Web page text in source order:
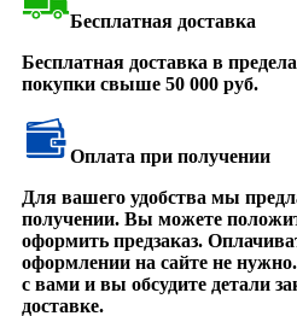
Бесплатная доставка
Бесплатная доставка в
покупки свыше 50 000 руб.
Оплата при получении
Для вашего удобства мы
получении. Вы можете
оформить предзаказ.
оформлении на сайте не
с вами и вы обсудите детали
доставке.